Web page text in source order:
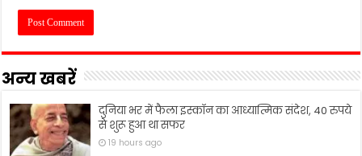
अन्य खबरें
दुनिया भर में फैला इस्कॉन का आध्यात्मिक संदेश, 40 रुपये
से शुरू हुआ था सफर
19 hours ago